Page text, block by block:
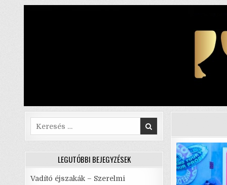
Search
for:
LEGUTÓBBI BEJEGYZÉSEK
Vadító éjszakák – Szerelmi